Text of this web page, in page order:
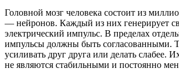
Головной мозг человека состоит из
— нейронов. Каждый из них генерирует
электрический импульс. В пределах
импульсы должны быть согласованными.
усиливать друг друга или делать слабее.
не являются стабильными и постоянно